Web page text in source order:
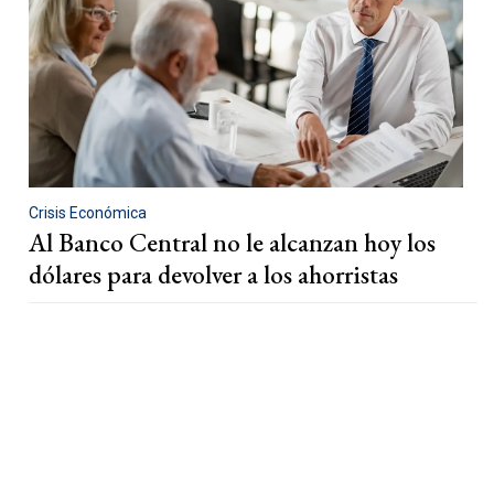
Crisis Económica
Al Banco Central no le alcanzan hoy los
dólares para devolver a los ahorristas